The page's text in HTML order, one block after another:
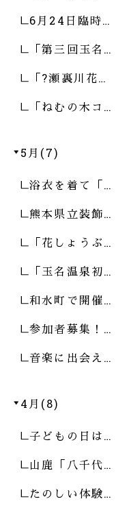
6月24日臨時…
「第三回玉名…
「?瀬裏川花…
「ねむの木コ…
5月(7)
浴衣を着て「…
熊本県立装飾…
「花しょうぶ…
「玉名温泉初…
和水町で開催…
参加者募集！…
音楽に出会え…
4月(8)
子どもの日は…
山鹿「八千代…
たのしい体験…